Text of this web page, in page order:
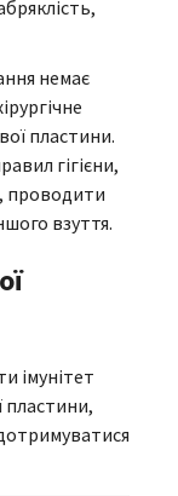
немає
пластини.
гігієни,
проводити
взуття.
імунітет
пластини,